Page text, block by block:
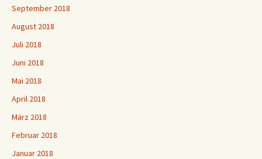
September 2018
August 2018
Juli 2018
Juni 2018
Mai 2018
April 2018
März 2018
Februar 2018
Januar 2018